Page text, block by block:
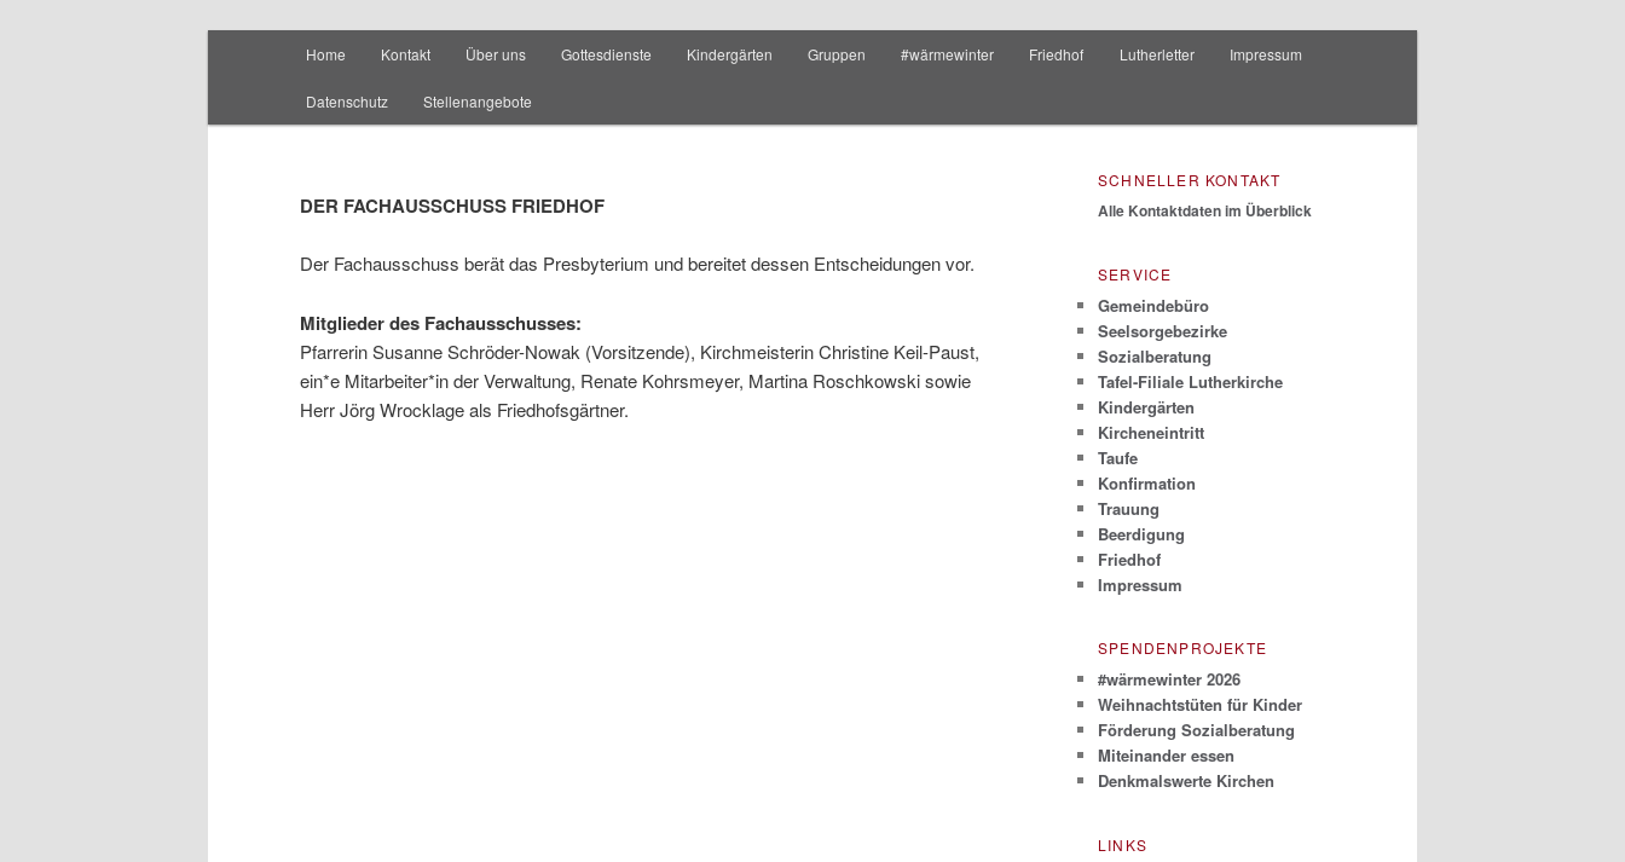
Zum
Inhalt
Zum
sekundären
Home Kontakt Über uns Gottesdienste Kindergärten Gruppen #wärmewinter Friedhof Lutherletter Impressum
Datenschutz Stellenangebote
DER FACHAUSSCHUSS FRIEDHOF
Der Fachausschuss berät das Presbyterium und bereitet dessen Entscheidungen vor.
Mitglieder des Fachausschusses:
Pfarrerin Susanne Schröder-Nowak (Vorsitzende), Kirchmeisterin Christine Keil-Paust,
ein*e Mitarbeiter*in der Verwaltung, Renate Kohrsmeyer, Martina Roschkowski sowie
Herr Jörg Wrocklage als Friedhofsgärtner.
SCHNELLER KONTAKT
Alle Kontaktdaten im Überblick
SERVICE
Gemeindebüro
Seelsorgebezirke
Sozialberatung
Tafel-Filiale Lutherkirche
Kindergärten
Kircheneintritt
Taufe
Konfirmation
Trauung
Beerdigung
Friedhof
Impressum
SPENDENPROJEKTE
#wärmewinter 2026
Weihnachtstüten für Kinder
Förderung Sozialberatung
Miteinander essen
Denkmalswerte Kirchen
LINKS